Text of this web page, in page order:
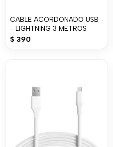
CABLE ACORDONADO USB
- LIGHTNING 3 METROS
$ 390